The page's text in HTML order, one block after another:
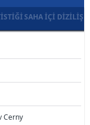
SAHA İÇI DIZILIŞ
Cerny